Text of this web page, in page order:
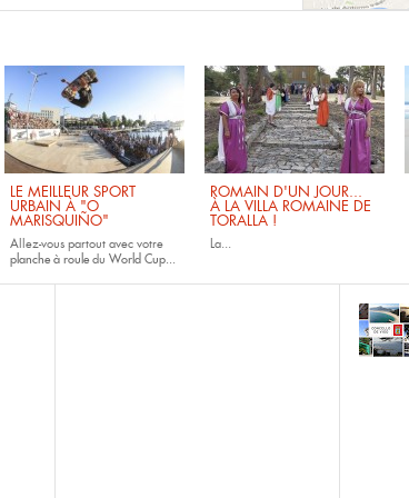
LE MEILLEUR SPORT
URBAIN À "O
MARISQUIÑO"
Allez-vous partout avec votre
planche à rouledu World Cup...
ROMAIN D'UN JOUR...
À LA VILLA ROMAINE DE
TORALLA !
La...